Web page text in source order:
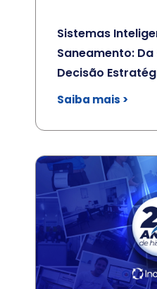
Sistemas
Saneamento:
Decisão
Saiba mais >